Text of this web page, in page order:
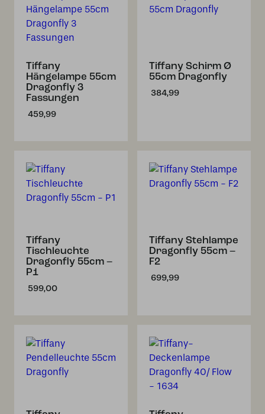
Tiffany
Hängelampe 55cm
Dragonfly 3
Fassungen
459,99
Tiffany Schirm Ø
55cm Dragonfly
384,99
Tiffany
Tischleuchte
Dragonfly 55cm –
P1
599,00
Tiffany Stehlampe
Dragonfly 55cm –
F2
699,99